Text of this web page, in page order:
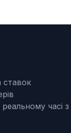
ставок
часі з